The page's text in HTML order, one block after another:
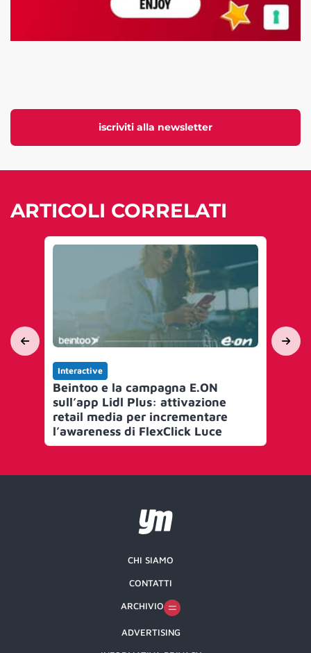
iscriviti alla newsletter
ARTICOLI CORRELATI
Interactive
Beintoo e la campagna E.ON
sull’app Lidl Plus: attivazione
retail media per incrementare
l’awareness di FlexClick Luce
CHI SIAMO
CONTATTI
ARCHIVIO
ADVERTISING